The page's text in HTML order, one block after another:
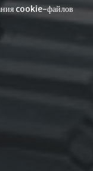
cookie-файлов